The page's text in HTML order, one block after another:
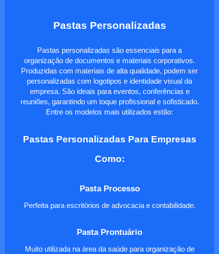
Pastas Personalizadas
Pastas personalizadas são essenciais para a
organização de documentos e materiais corporativos.
Produzidas com materiais de alta qualidade, podem ser
personalizadas com logotipos e identidade visual da
empresa. São ideais para eventos, conferências e
reuniões, garantindo um toque profissional e sofisticado.
Entre os modelos mais utilizados estão:
Pastas Personalizadas Para Empresas
Como:
Pasta Processo
Perfeita para escritórios de advocacia e contabilidade.
Pasta Prontuário
Muito utilizada na área da saúde para organização de